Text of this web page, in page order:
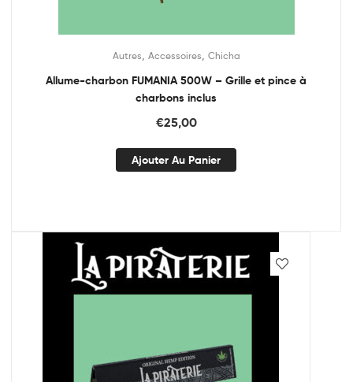
Autres Accessoires Chicha
Allume-charbon FUMANIA 500W – Grille et pince à
charbons inclus
€25,00
Ajouter Au Panier